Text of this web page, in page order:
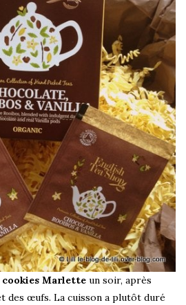
cookies Marlette un soir, après
des œufs. La cuisson a plutôt duré